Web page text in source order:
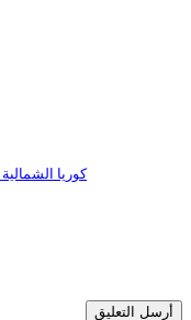
أرسل التعليق